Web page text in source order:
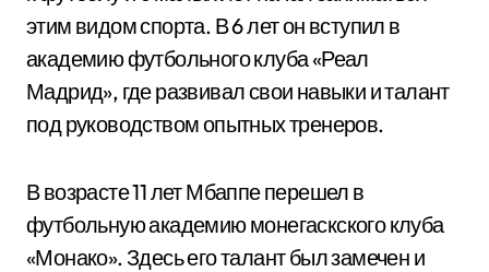
этим видом спорта. В 6 лет он вступил в
академию футбольного клуба «Реал
Мадрид», где развивал свои навыки и талант
под руководством опытных тренеров.
В возрасте 11 лет Мбаппе перешел в
футбольную академию монегаскского клуба
«Монако». Здесь его талант был замечен и